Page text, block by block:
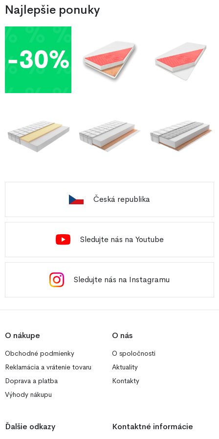
Najlepšie ponuky
Česká republika
Sledujte nás na Youtube
Sledujte nás na Instagramu
O nákupe
Obchodné podmienky
Reklamácia a vrátenie tovaru
Doprava a platba
Výhody nákupu
O nás
O spoločnosti
Aktuality
Kontakty
Ďalšie odkazy Kontaktné informácie